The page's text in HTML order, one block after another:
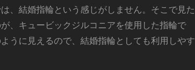
、結婚指輪という感じがしません。そこで見た
、キュービックジルコニアを使用した指輪で
うに見えるので、結婚指輪としても利用しやす